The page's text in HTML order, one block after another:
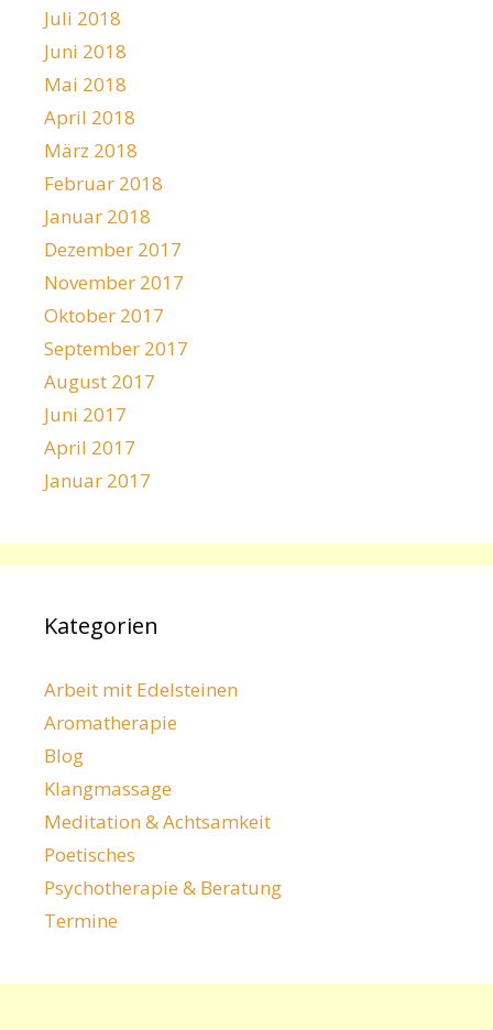
Juli 2018
Juni 2018
Mai 2018
April 2018
März 2018
Februar 2018
Januar 2018
Dezember 2017
November 2017
Oktober 2017
September 2017
August 2017
Juni 2017
April 2017
Januar 2017
Kategorien
Arbeit mit Edelsteinen
Aromatherapie
Blog
Klangmassage
Meditation & Achtsamkeit
Poetisches
Psychotherapie & Beratung
Termine